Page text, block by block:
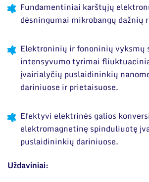
organizacijose bei
Fundamentiniai karštųjų
dėsningumai mikrobangų dažnių
Elektroninių ir fononinių vyksmų
intensyvumo tyrimai
įvairialyčių puslaidininkių
dariniuose ir prietaisuose.
Efektyvi elektrinės galios
elektromagnetinę spinduliuotę
puslaidininkių dariniuose.
Uždaviniai: